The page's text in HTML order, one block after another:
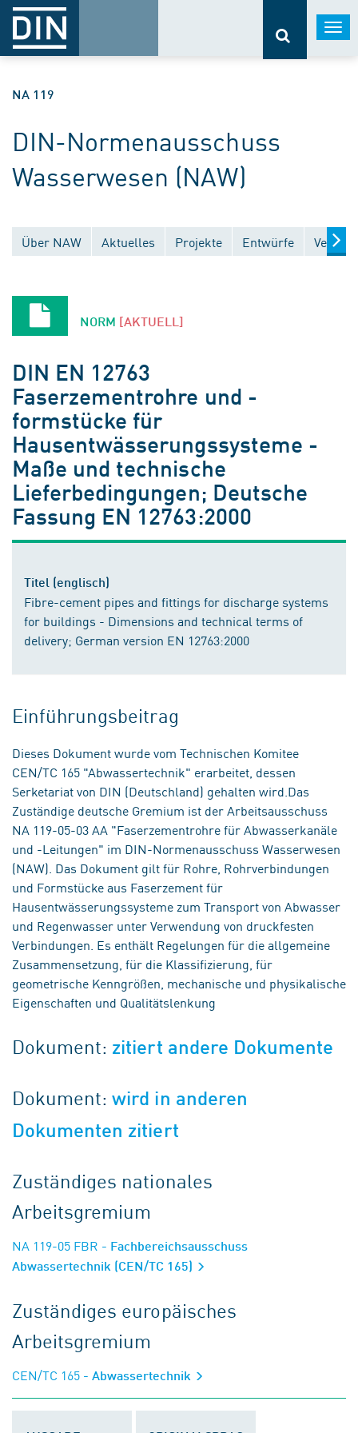
NA 119
DIN-Normenausschuss
Wasserwesen (NAW)
Über NAW Aktuelles Projekte Entwürfe
NORM [AKTUELL]
DIN EN 12763
Faserzementrohre und -
formstücke für
Hausentwässerungssysteme -
Maße und technische
Lieferbedingungen; Deutsche
Fassung EN 12763:2000
Titel (englisch)
Fibre-cement pipes and fittings for discharge systems
for buildings - Dimensions and technical terms of
delivery; German version EN 12763:2000
Einführungsbeitrag
Dieses Dokument wurde vom Technischen Komitee
CEN/TC 165 "Abwassertechnik" erarbeitet, dessen
Serketariat von DIN (Deutschland) gehalten wird.Das
Zuständige deutsche Gremium ist der Arbeitsausschuss
NA 119-05-03 AA "Faserzementrohre für Abwasserkanäle
und -Leitungen" im DIN-Normenausschuss Wasserwesen
(NAW). Das Dokument gilt für Rohre, Rohrverbindungen
und Formstücke aus Faserzement für
Hausentwässerungssysteme zum Transport von Abwasser
und Regenwasser unter Verwendung von druckfesten
Verbindungen. Es enthält Regelungen für die allgemeine
Zusammensetzung, für die Klassifizierung, für
geometrische Kenngrößen, mechanische und physikalische
Eigenschaften und Qualitätslenkung
Dokument: zitiert andere Dokumente
Dokument:wird in anderen
Dokumenten zitiert
Zuständiges nationales
Arbeitsgremium
NA 119-05 FBR - Fachbereichsausschuss
Abwassertechnik (CEN/TC 165)
Zuständiges europäisches
Arbeitsgremium
CEN/TC 165 - Abwassertechnik